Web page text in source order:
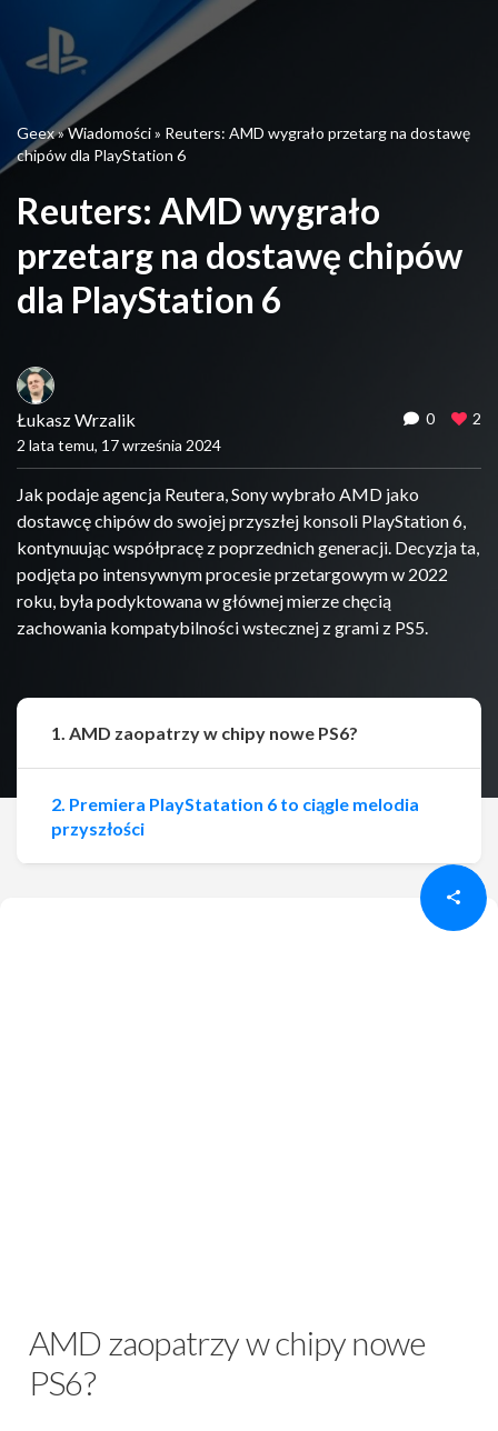
Geex»Wiadomości» Reuters: AMD wygrało przetarg na dostawę
chipów dla PlayStation 6
Reuters: AMD wygrało
przetarg na dostawę chipów
dla PlayStation 6
Łukasz Wrzalik
2 lata temu, 17 września 2024
0 2
Jak podaje agencja Reutera, Sony wybrało AMD jako
dostawcę chipów do swojej przyszłej konsoli PlayStation 6,
kontynuując współpracę z poprzednich generacji. Decyzja ta,
podjęta po intensywnym procesie przetargowym w 2022
roku, była podyktowana w głównej mierze chęcią
zachowania kompatybilności wstecznej z grami z PS5.
AMD zaopatrzy w chipy nowe
PS6?
1. AMD zaopatrzy w chipy nowe PS6?
2. Premiera PlayStatation 6 to ciągle melodia
przyszłości